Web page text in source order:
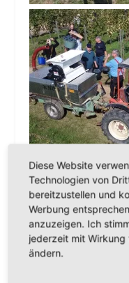
Diese Website
Technologien von
bereitzustellen und
Werbung
anzuzeigen. Ich
jederzeit mit
ändern.